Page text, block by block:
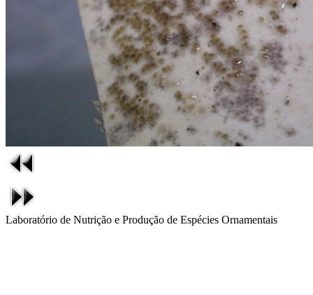
Laboratório de Nutrição e Produção de Espécies Ornamentais